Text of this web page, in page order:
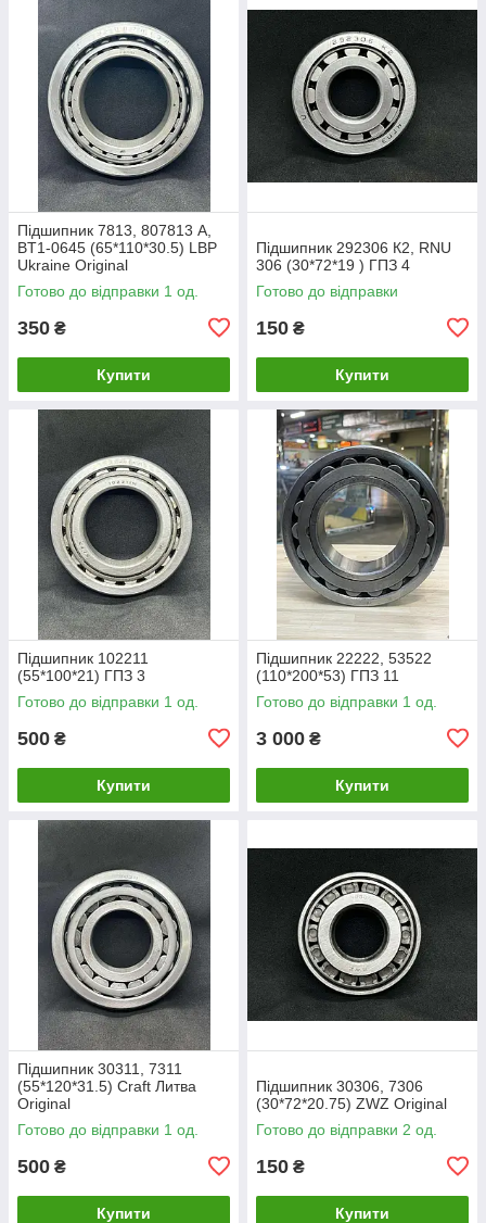
Підшипник 7813, 807813 А,
BT1-0645 (65*110*30.5) LBP
Ukraine Original
Готово до відправки 1 од.
350 ₴
Купити
Підшипник 292306 К2, RNU
306 (30*72*19 ) ГПЗ 4
Готово до відправки
150 ₴
Купити
Підшипник 102211
(55*100*21) ГПЗ 3
Готово до відправки 1 од.
500 ₴
Купити
Підшипник 22222, 53522
(110*200*53) ГПЗ 11
Готово до відправки 1 од.
3 000 ₴
Купити
Підшипник 30311, 7311
(55*120*31.5) Craft Литва
Original
Готово до відправки 1 од.
500 ₴
Купити
Підшипник 30306, 7306
(30*72*20.75) ZWZ Original
Готово до відправки 2 од.
150 ₴
Купити